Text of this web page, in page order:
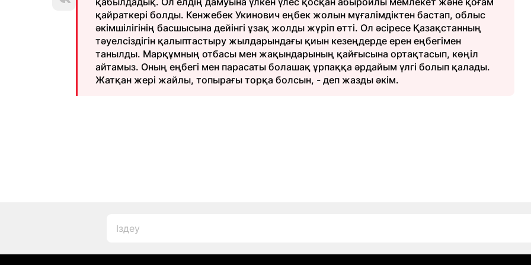
қайраткері болды. Кенжебек Укинович еңбек жолын мұғалімдіктен бастап, облыс
әкімшілігінің басшысына дейінгі ұзақ жолды жүріп өтті. Ол әсіресе Қазақстанның
тәуелсіздігін қалыптастыру жылдарындағы қиын кезеңдерде ерен еңбегімен
танылды. Марқұмның отбасы мен жақындарының қайғысына ортақтасып, көңіл
айтамыз. Оның еңбегі мен парасаты болашақ ұрпаққа әрдайым үлгі болып қалады.
Жатқан жері жайлы, топырағы торқа болсын, - деп жазды әкім.